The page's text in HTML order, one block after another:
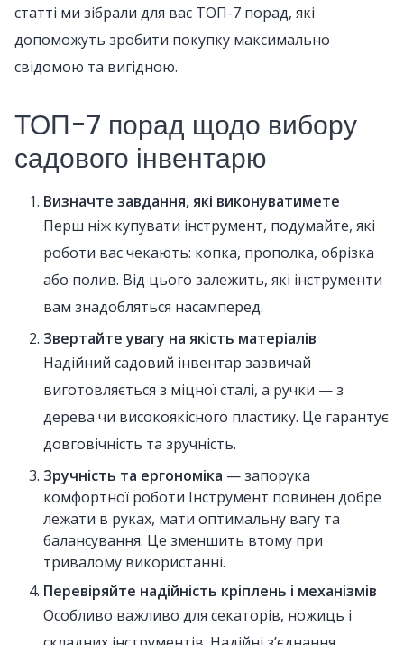
статті ми зібрали для вас ТОП-7 порад, які
допоможуть зробити покупку максимально
свідомою та вигідною.
ТОП-7 порад щодо вибору
садового інвентарю
Визначте завдання, які виконуватимете
Перш ніж купувати інструмент, подумайте, які
роботи вас чекають: копка, прополка, обрізка
або полив. Від цього залежить, які інструменти
вам знадобляться насамперед.
Звертайте увагу на якість матеріалів
Надійний садовий інвентар зазвичай
виготовляється з міцної сталі, а ручки — з
дерева чи високоякісного пластику. Це гарантує
довговічність та зручність.
Зручність та ергономіка — запорука
комфортної роботи Інструмент повинен добре
лежати в руках, мати оптимальну вагу та
балансування. Це зменшить втому при
тривалому використанні.
Перевіряйте надійність кріплень і механізмів
Особливо важливо для секаторів, ножиць і